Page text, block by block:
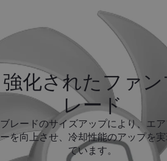
強化されたファ
レード
ブレードのサイズアップにより、エア
ーを向上させ、冷却性能のアップを
ています。